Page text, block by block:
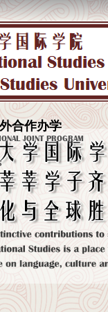
合作办学
JOINT PROGRAM